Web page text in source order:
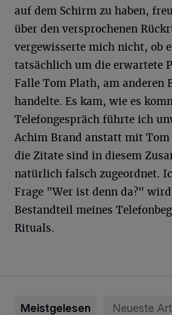
auf dem Schirm zu haben,
über den versprochenen
vergewisserte mich nicht, ob
tatsächlich um die erwartete
Falle Tom Plath, am anderen
handelte. Es kam, wie es
Telefongespräch führte ich
Achim Brand anstatt mit
die Zitate sind in diesem
natürlich falsch zugeordnet.
Frage "Wer ist denn da?"
Bestandteil meines
Rituals.
Meistgelesen Neueste